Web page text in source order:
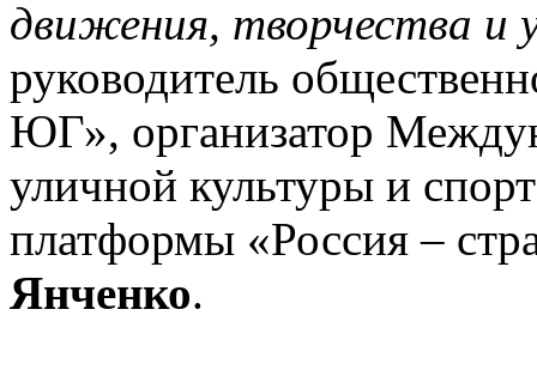
движения, творчества и
руководитель
ЮГ», организатор
уличной культуры и
платформы «Россия –
Янченко.